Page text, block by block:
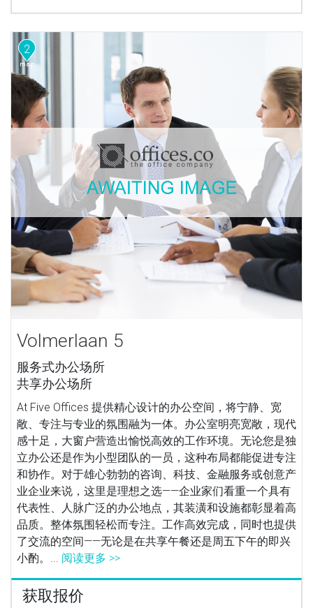
2
Volmerlaan 5
服务式办公场所
共享办公场所
At Five Offices 提供精心设计的办公空间，将宁静、宽
敞、专注与专业的氛围融为一体。办公室明亮宽敞，现代
感十足，大窗户营造出愉悦高效的工作环境。无论您是独
立办公还是作为小型团队的一员，这种布局都能促进专注
和协作。对于雄心勃勃的咨询、科技、金融服务或创意产
业企业来说，这里是理想之选——企业家们看重一个具有
代表性、人脉广泛的办公地点，其装潢和设施都彰显着高
品质。整体氛围轻松而专注。工作高效完成，同时也提供
了交流的空间——无论是在共享午餐还是周五下午的即兴
小酌。... 阅读更多 >>
获取报价